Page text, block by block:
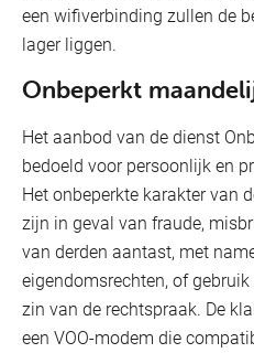
een wifiverbinding zullen de
lager liggen.
Onbeperkt
Het aanbod van de dienst
bedoeld voor persoonlijk en
Het onbeperkte karakter van
zijn in geval van fraude,
van derden aantast, met
eigendomsrechten, of
zin van de rechtspraak. De
een VOO-modem die